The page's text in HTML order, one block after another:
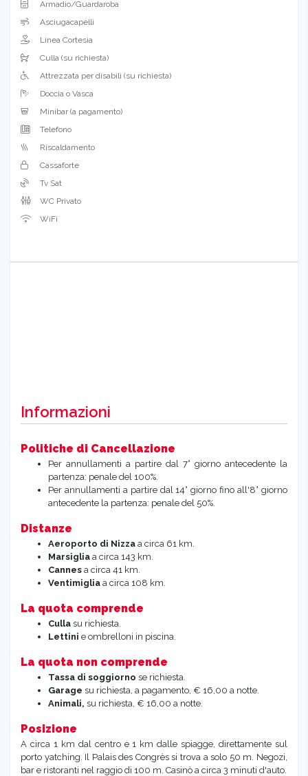
Armadio/Guardaroba
Asciugacapelli
Linea Cortesia
Culla (su richiesta)
Attrezzata per disabili (su richiesta)
Doccia o Vasca
Minibar (a pagamento)
Telefono
Riscaldamento
Cassaforte
Tv Sat
WC Privato
WiFi
Informazioni
Politiche di Cancellazione
Per annullamenti a partire dal 7° giorno antecedente la
partenza: penale del 100%.
Per annullamenti a partire dal 14° giorno fino all'8° giorno
antecedente la partenza: penale del 50%.
Distanze
Aeroporto di Nizza a circa 61 km.
Marsiglia a circa 143 km.
Cannes a circa 41 km.
Ventimiglia a circa 108 km.
La quota comprende
Culla su richiesta.
Lettini e ombrelloni in piscina.
La quota non comprende
Tassa di soggiorno se richiesta.
Garage su richiesta, a pagamento, € 16,00 a notte.
Animali, su richiesta, € 16,00 a notte.
Posizione
A circa 1 km dal centro e 1 km dalle spiagge, direttamente sul
porto yatching. Il Palais des Congrès si trova a solo 50 m. Negozi,
bar e ristoranti nel raggio di 100 m. Casinò a circa 3 minuti d'auto.